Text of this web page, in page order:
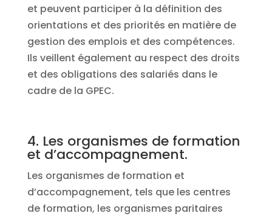
et peuvent participer à la définition des
orientations et des priorités en matière de
gestion des emplois et des compétences.
Ils veillent également au respect des droits
et des obligations des salariés dans le
cadre de la GPEC.
4. Les organismes de formation
et d’accompagnement.
Les organismes de formation et
d’accompagnement, tels que les centres
de formation, les organismes paritaires